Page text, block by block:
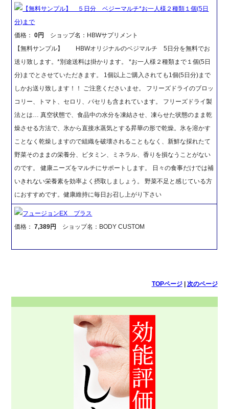
【無料サンプル】 ５日分 ベジーマルチ*お一人様２種類１個(5日
分)まで
価格：0円
ショップ名：HBWサプリメント
【無料サンプル】 HBWオリジナルのベジマルチ 5日分を無料でお
送り致します。*別途送料は掛かります。 *お一人様２種類まで１個(5日
分)までとさせていただきます。 1個以上ご購入されても1個(5日分)まで
しかお送り致します！！ ご注意くださいませ。 フリーズドライのブロッ
コリー、トマト、セロリ、パセリも含まれています。 フリーズドライ製
法とは… 真空状態で、食品中の水分を凍結させ、凍らせた状態のまま乾
燥させる方法で、氷から直接水蒸気とする昇華の形で乾燥。氷を溶かす
ことなく乾燥しますので組織を破壊されることもなく、新鮮な採れたて
野菜そのままの栄養分、ビタミン、ミネラル、香りを損なうことがない
のです。 健康ニーズをマルチにサポートします。 日々の食事だけでは補
いきれない栄養素を効率よく摂取しましょう。 野菜不足と感じている方
におすすめです。健康維持に毎日お召し上がり下さい
フュージョンEX プラス
価格：7,389円 ショップ名：BODY CUSTOM
TOPページ| 次のページ